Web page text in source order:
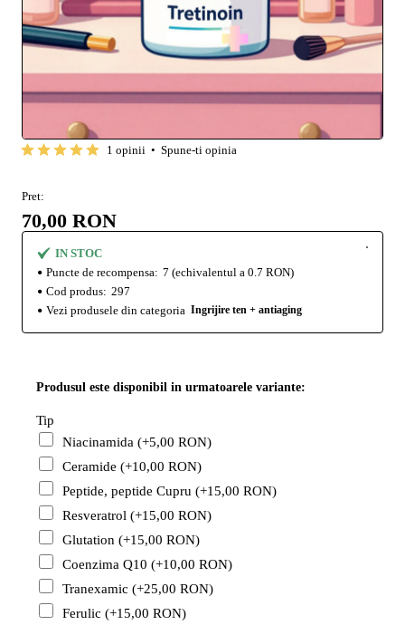
1 opinii • Spune-ti opinia
Pret:
70,00 RON
IN STOC
Puncte de recompensa: 7 (echivalentul a 0.7 RON)
Cod produs: 297
Vezi produsele din categoria Ingrijire ten + antiaging
Produsul este disponibil in urmatoarele variante:
Tip
Niacinamida (+5,00 RON)
Ceramide (+10,00 RON)
Peptide, peptide Cupru (+15,00 RON)
Resveratrol (+15,00 RON)
Glutation (+15,00 RON)
Coenzima Q10 (+10,00 RON)
Tranexamic (+25,00 RON)
Ferulic (+15,00 RON)